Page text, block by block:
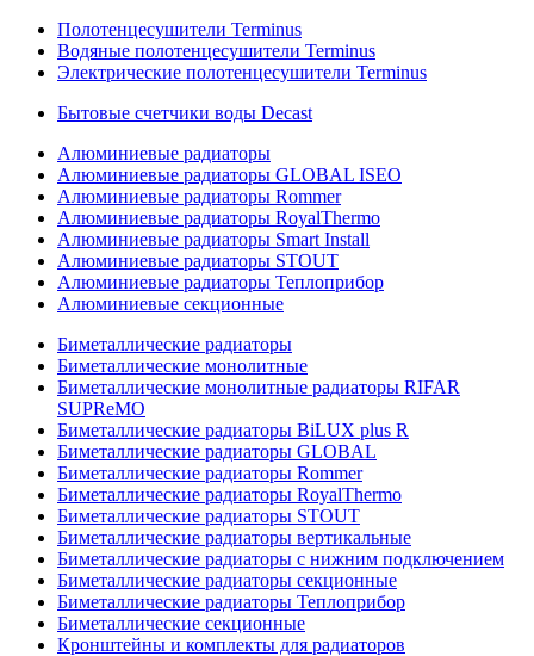
Полотенцесушители Terminus
Водяные полотенцесушители Terminus
Электрические полотенцесушители Terminus
Бытовые счетчики воды Decast
Алюминиевые радиаторы
Алюминиевые радиаторы GLOBAL ISEO
Алюминиевые радиаторы Rommer
Алюминиевые радиаторы RoyalThermo
Алюминиевые радиаторы Smart Install
Алюминиевые радиаторы STOUT
Алюминиевые радиаторы Теплоприбор
Алюминиевые секционные
Биметаллические радиаторы
Биметаллические монолитные
Биметаллические монолитные радиаторы RIFAR
SUPReMO
Биметаллические радиаторы BiLUX plus R
Биметаллические радиаторы GLOBAL
Биметаллические радиаторы Rommer
Биметаллические радиаторы RoyalThermo
Биметаллические радиаторы STOUT
Биметаллические радиаторы вертикальные
Биметаллические радиаторы с нижним подключением
Биметаллические радиаторы секционные
Биметаллические радиаторы Теплоприбор
Биметаллические секционные
Кронштейны и комплекты для радиаторов